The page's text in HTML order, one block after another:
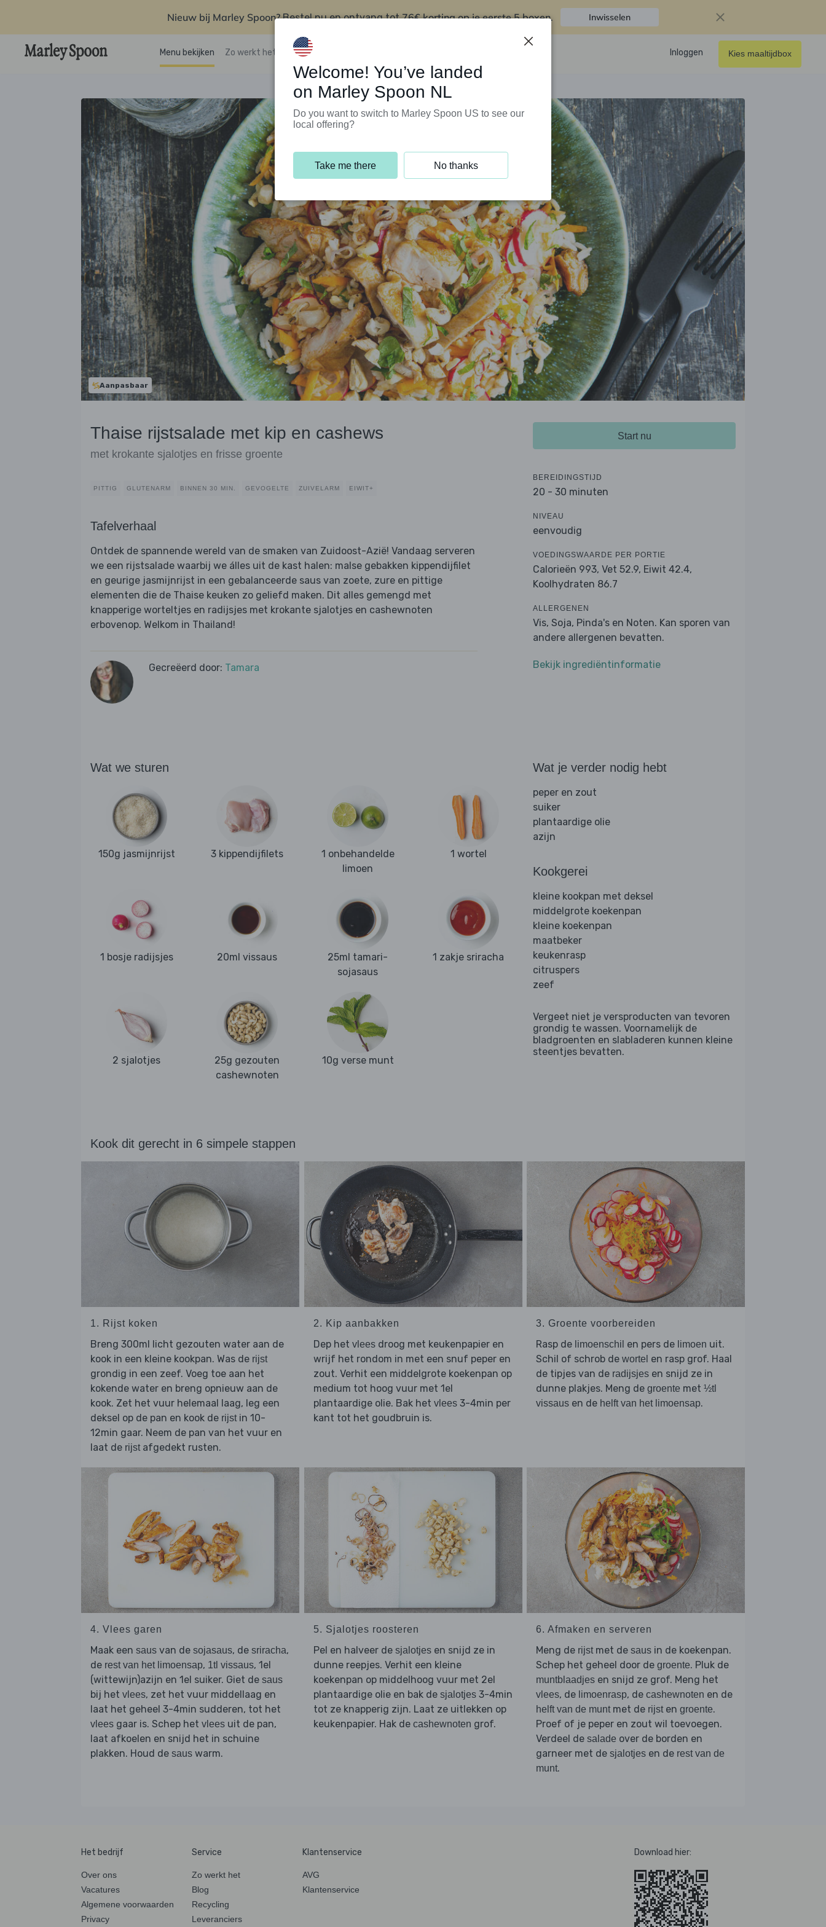
Nieuw bij Marley Spoon?Bestel nu en ontvang tot76€ korting op je eerste 5 boxen. Inwisselen
Menu bekijken Zo werkt het Klantenservice Inloggen Kies maaltijdbox
Aanpasbaar
Thaise rijstsalade met kip en cashews
met krokante sjalotjes en frisse groente
PITTIG GLUTENARM BINNEN 30 MIN. GEVOGELTE ZUIVELARM EIWIT+
Tafelverhaal
Ontdek de spannende wereld van de smaken van Zuidoost-Azië! Vandaag serveren
we een rijstsalade waarbij we álles uit de kast halen: malse gebakken kippendijfilet
en geurige jasmijnrijst in een gebalanceerde saus van zoete, zure en pittige
elementen die de Thaise keuken zo geliefd maken. Dit alles gemengd met
knapperige worteltjes en radijsjes met krokante sjalotjes en cashewnoten
erbovenop. Welkom in Thailand!
Gecreëerd door: Tamara
Start nu
BEREIDINGSTIJD
20 - 30 minuten
NIVEAU
eenvoudig
VOEDINGSWAARDE PER PORTIE
Calorieën 993, Vet 52.9, Eiwit 42.4,
Koolhydraten 86.7
ALLERGENEN
Vis, Soja, Pinda's en Noten. Kan sporen van
andere allergenen bevatten.
Bekijk ingrediëntinformatie
Wat we sturen
150g jasmijnrijst 3 kippendijfilets
1 onbehandelde
limoen
1 wortel
1 bosje radijsjes 20ml vissaus
25ml tamari-
sojasaus
1 zakje sriracha
2 sjalotjes
25g gezouten
cashewnoten
10g verse munt
Wat je verder nodig hebt
peper en zout
suiker
plantaardige olie
azijn
Kookgerei
kleine kookpan met deksel
middelgrote koekenpan
kleine koekenpan
maatbeker
keukenrasp
citruspers
zeef
Vergeet niet je versproducten van tevoren
grondig te wassen. Voornamelijk de
bladgroenten en slabladeren kunnen kleine
steentjes bevatten.
Kook dit gerecht in 6 simpele stappen
1. Rijst koken
Breng 300ml licht gezouten water aan de
kook in een kleine kookpan. Was de rijst
grondig in een zeef. Voeg toe aan het
kokende water en breng opnieuw aan de
kook. Zet het vuur helemaal laag, leg een
deksel op de pan en kook de rijstin 10-
12min gaar. Neem de pan van het vuur en
laat de rijstafgedekt rusten.
2. Kip aanbakken
Dep het vleesdroog met keukenpapier en
wrijf het rondom in met een snuf peper en
zout. Verhit een middelgrote koekenpan op
medium tot hoog vuur met 1el
plantaardige olie. Bak het vlees3-4min per
kant tot het goudbruin is.
3. Groente voorbereiden
Rasp de limoenschil en pers de limoen uit.
Schil of schrob de wortel en rasp grof. Haal
de tipjes van de radijsjes en snijd ze in
dunne plakjes. Meng de groente met ½tl
vissaus en de helft van het limoensap.
4. Vlees garen
Maak een saus van de sojasaus, de sriracha,
de rest van het limoensap, 1tl vissaus, 1el
(wittewijn)azijn en 1el suiker. Giet de saus
bij het vlees, zet het vuur middellaag en
laat het geheel 3-4min sudderen, tot het
vlees gaar is. Schep het vlees uit de pan,
laat afkoelen en snijd het in schuine
plakken. Houd de saus warm.
5. Sjalotjes roosteren
Pel en halveer de sjalotjesen snijd ze in
dunne reepjes. Verhit een kleine
koekenpan op middelhoog vuur met 2el
plantaardige olie en bak de sjalotjes3-4min
tot ze knapperig zijn. Laat ze uitlekken op
keukenpapier. Hak de cashewnoten grof.
6. Afmaken en serveren
Meng de rijst met de saus in de koekenpan.
Schep het geheel door de groente. Pluk de
muntblaadjes en snijd ze grof. Meng het
vlees, de limoenrasp, de cashewnoten en de
helft van de munt met de rijst en groente.
Proef of je peper en zout wil toevoegen.
Verdeel de salade over de borden en
garneer met de sjalotjes en de rest van de
munt.
Het bedrijf
Over ons
Vacatures
Algemene voorwaarden
Privacy
Service
Zo werkt het
Blog
Recycling
Leveranciers
Klantenservice
AVG
Klantenservice
Download hier:
Welcome! You’ve landed
on Marley Spoon NL
Do you want to switch to Marley Spoon US to see our
local offering?
Take me there No thanks